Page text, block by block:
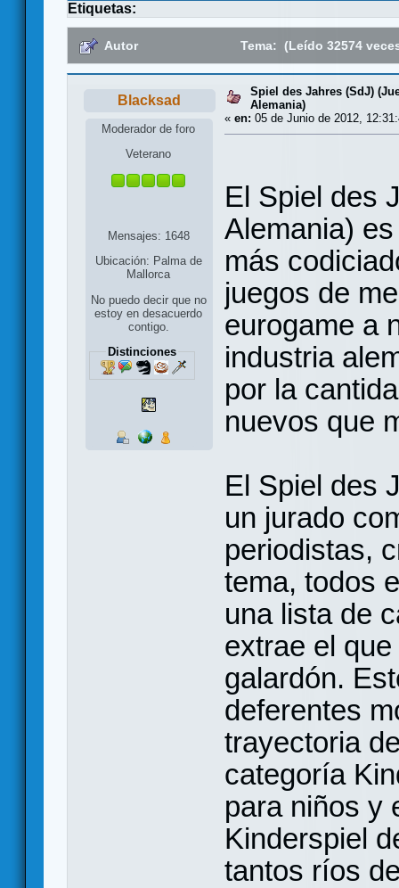
Etiquetas:
Autor Tema: (Leído 32574
Blacksad
Moderador de foro
Veterano
Mensajes: 1648
Ubicación: Palma de
Mallorca
No puedo decir que no
estoy en desacuerdo
contigo.
Distinciones
Spiel des Jahres (SdJ)
Alemania)
« en: 05 de Junio de 2012,
El Spiel des
Alemania)
más
juegos de
eurogame a
industria
por la
nuevos que
El Spiel des
un jurado
periodistas,
tema, todos
una lista de
extrae el
galardón.
deferentes
trayectoria
categoría
para niños y
Kinderspiel
tantos ríos